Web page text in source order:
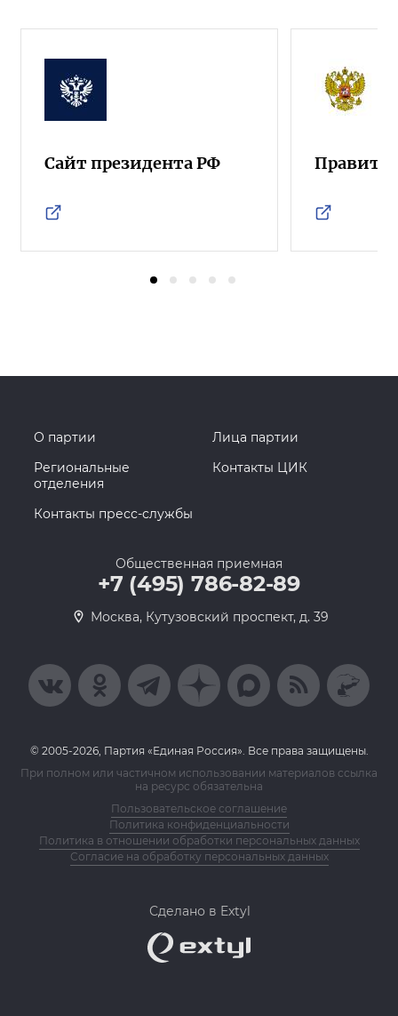
Сайт президента РФ
О партии
Лица партии
Региональные
отделения
Контакты ЦИК
Контакты пресс-службы
Общественная приемная
+7 (495) 786-82-89
Москва, Кутузовский проспект, д. 39
© 2005-2026, Партия «Единая Россия». Все права защищены.
При полном или частичном использовании материалов ссылка
на ресурс обязательна
Пользовательское соглашение
Политика конфиденциальности
Политика в отношении обработки персональных данных
Согласие на обработку персональных данных
Сделано в Extyl